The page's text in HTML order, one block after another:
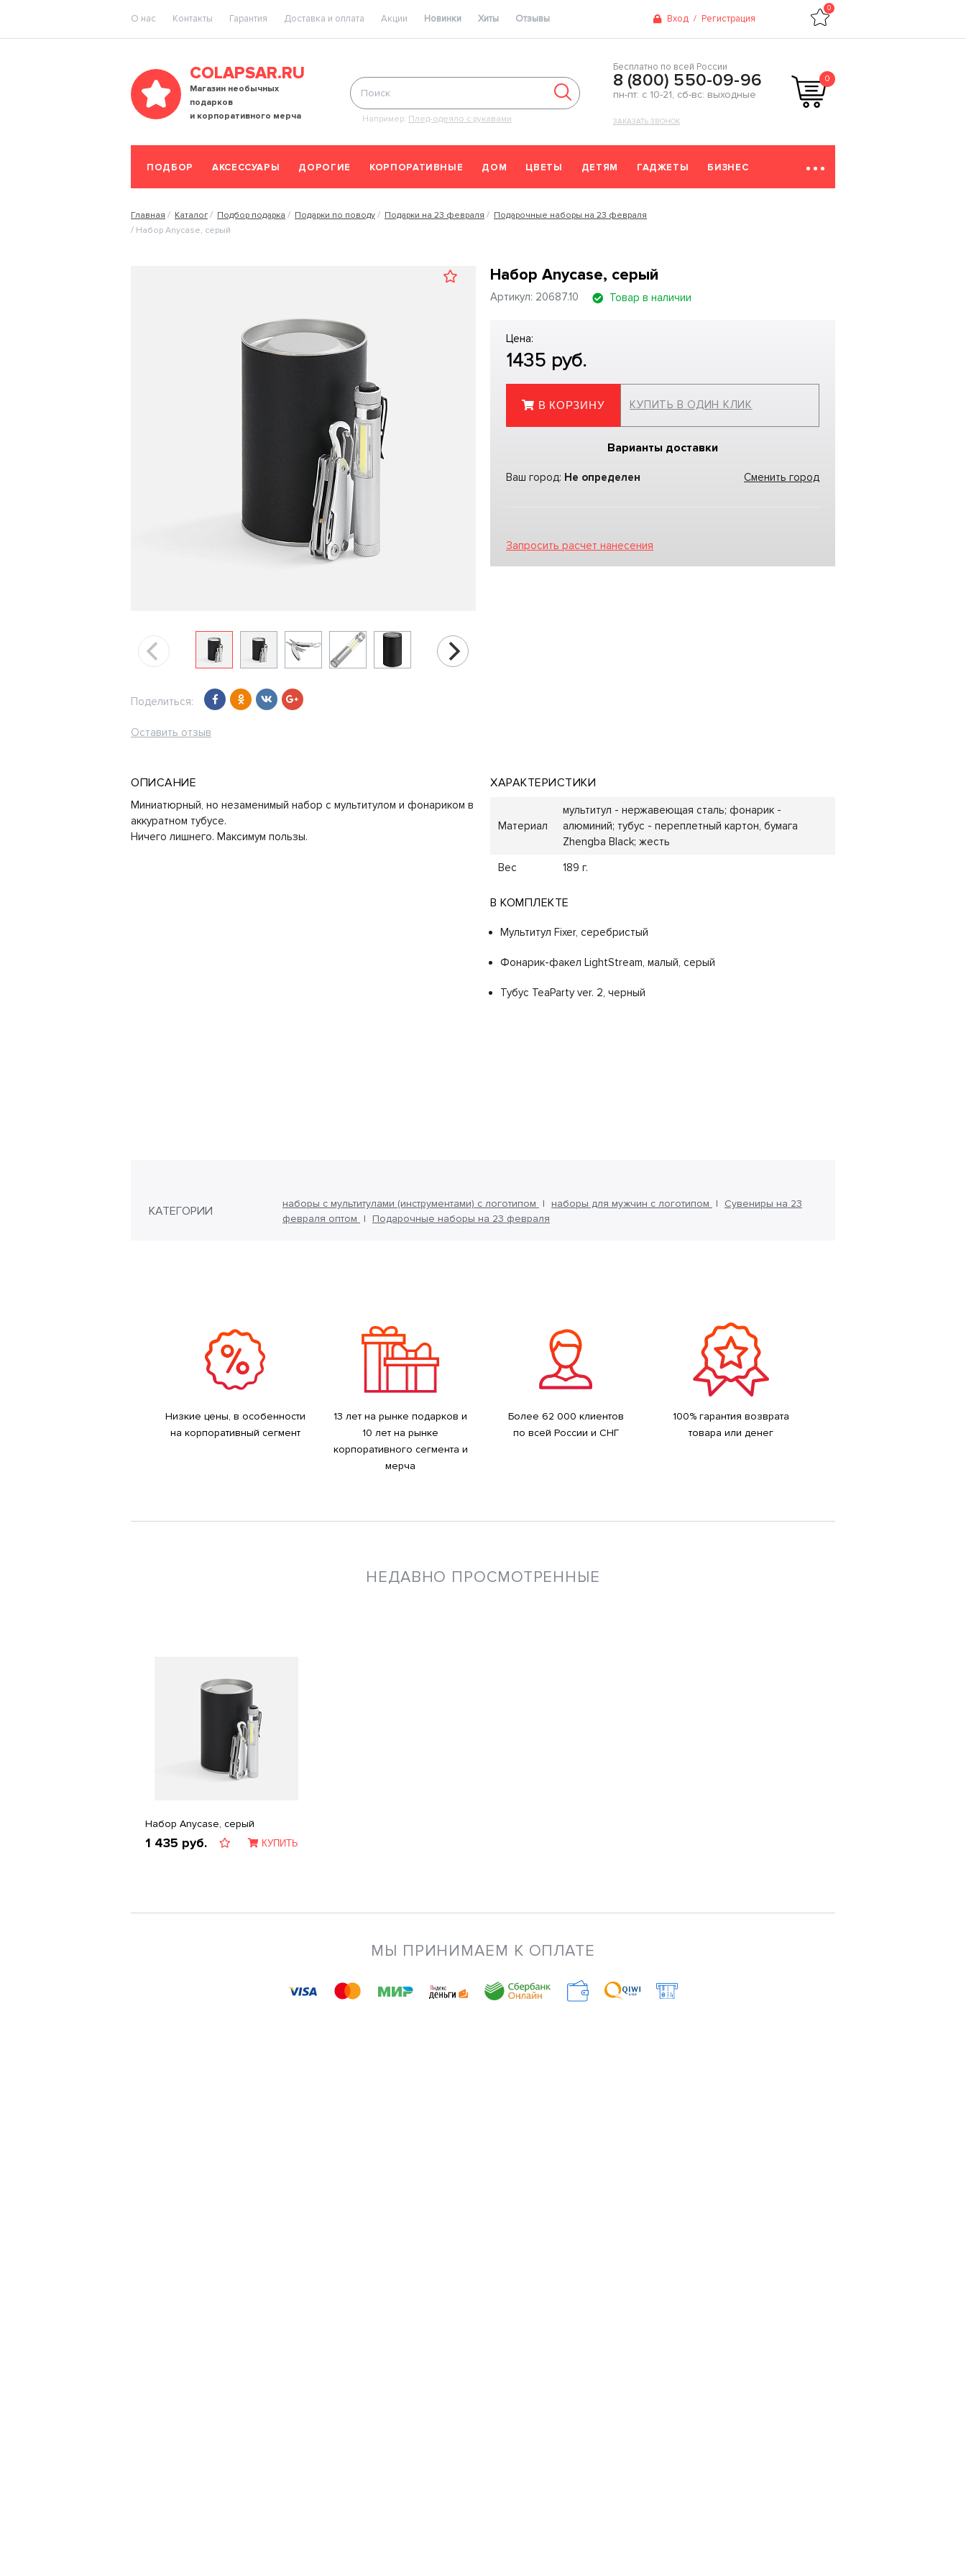
O нас Контакты Гарантия Доставка и оплата Акции Новинки Хиты Отзывы Вход / Регистрация
0
COLAPSAR.RU
Магазин необычных
подарков
и корпоративного мерча
Например: Плед-одеяло с рукавами
Бесплатно по всей России
8 (800) 550-09-96
пн-пт: с 10-21, сб-вс: выходные
ЗАКАЗАТЬ ЗВОНОК
0
ПОДБОР АКСЕССУАРЫ ДОРОГИЕ КОРПОРАТИВНЫЕ ДОМ ЦВЕТЫ ДЕТЯМ ГАДЖЕТЫ БИЗНЕС
Главная Каталог Подбор подарка Подарки по поводу Подарки на 23 февраля
Подарочные наборы на 23 февраля
Набор Anycase, серый
Поделиться:
Оставить отзыв
Набор Anycase, серый
Артикул: 20687.10 Товар в наличии
Цена:
1435 руб.
В КОРЗИНУ КУПИТЬ В ОДИН КЛИК
Варианты доставки
Ваш город: Не определен Сменить город
Запросить расчет нанесения
ОПИСАНИЕ
Миниатюрный, но незаменимый набор с мультитулом и фонариком в
аккуратном тубусе.
Ничего лишнего. Максимум пользы.
ХАРАКТЕРИСТИКИ
Материал
мультитул - нержавеющая сталь; фонарик -
алюминий; тубус - переплетный картон, бумага
Zhengba Black; жесть
Вес
189 г.
В КОМПЛЕКТЕ
Мультитул Fixer, серебристый
Фонарик-факел LightStream, малый, серый
Тубус TeaParty ver. 2, черный
КАТЕГОРИИ
наборы с мультитулами (инструментами) с логотипом наборы для мужчин с логотипом
Сувениры на 23
февраля оптом
Подарочные наборы на 23 февраля
Низкие цены, в особенности
на корпоративный сегмент
13 лет на рынке подарков и
10 лет на рынке
корпоративного сегмента и
мерча
Более 62 000 клиентов
по всей России и СНГ
100% гарантия возврата
товара или денег
НЕДАВНО ПРОСМОТРЕННЫЕ
Набор Anycase, серый
1 435 руб. КУПИТЬ
МЫ ПРИНИМАЕМ К ОПЛАТЕ